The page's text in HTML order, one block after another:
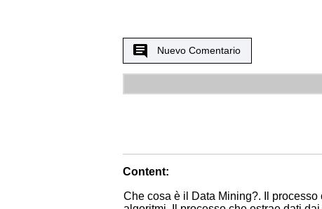
Nuevo Comentario
Content:
Che cosa è il Data Mining?. Il